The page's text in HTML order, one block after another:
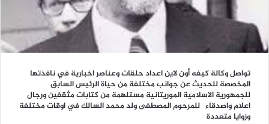
تواصل وكالة كيفه أون لاين اعداد حلقات وعناصر اخبارية في نافذتها
المخصصة للحديث عن جوانب مختلفة من حياة الرئيس السابق
للجمهورية الاسلامية الموريتانية مستلهمة من كتابات مثقفين ورجال
اعلام واصدقاء للمرحوم المصطفى ولد محمد السالك في اوقات مختلفة
وزوايا متعددة